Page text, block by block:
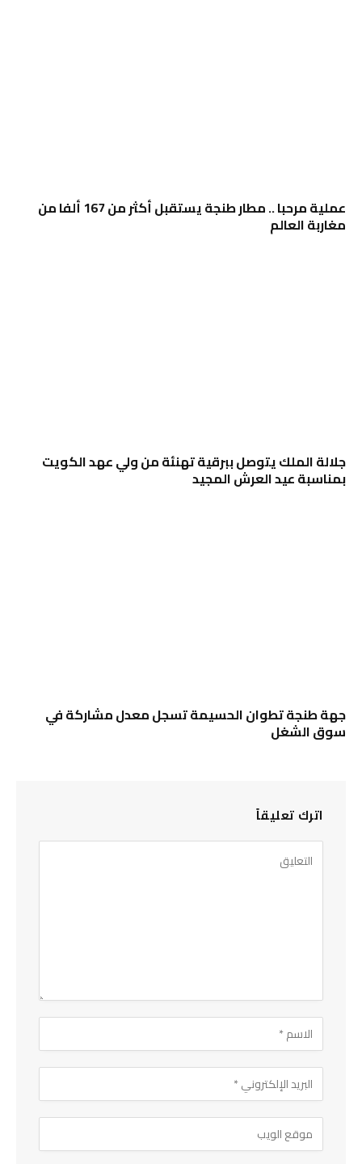
عملية مرحبا .. مطار طنجة يستقبل أكثر من 167 ألفا من
مغاربة العالم
جلالة الملك يتوصل ببرقية تهنئة من ولي عهد الكويت
بمناسبة عيد العرش المجيد
جهة طنجة تطوان الحسيمة تسجل معدل مشاركة في
سوق الشغل
اترك تعليقاً